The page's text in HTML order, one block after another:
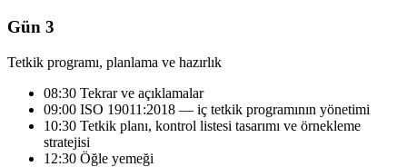
Gün 3
Tetkik programı, planlama ve hazırlık
08:30 Tekrar ve açıklamalar
09:00 ISO 19011:2018 — iç tetkik programının yönetimi
10:30 Tetkik planı, kontrol listesi tasarımı ve örnekleme
stratejisi
12:30 Öğle yemeği